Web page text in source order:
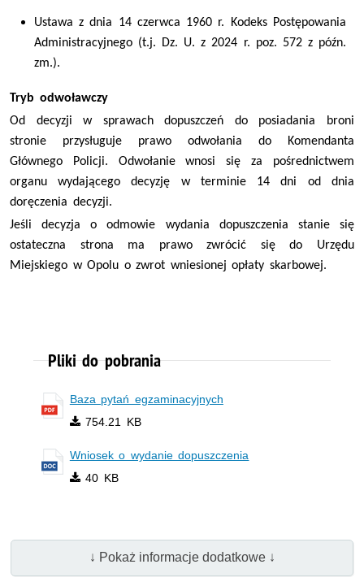
Ustawa z dnia 14 czerwca 1960 r. Kodeks Postępowania
Administracyjnego (t.j. Dz. U. z 2024 r. poz. 572 z późn.
zm.).
Tryb odwoławczy
Od decyzji w sprawach dopuszczeń do posiadania broni
stronie przysługuje prawo odwołania do Komendanta
Głównego Policji. Odwołanie wnosi się za pośrednictwem
organu wydającego decyzję w terminie 14 dni od dnia
doręczenia decyzji.
Jeśli decyzja o odmowie wydania dopuszczenia stanie się
ostateczna strona ma prawo zwrócić się do Urzędu
Miejskiego w Opolu o zwrot wniesionej opłaty skarbowej.
Pliki do pobrania
Baza pytań egzaminacyjnych
754.21 KB
Wniosek o wydanie dopuszczenia
40 KB
↓ Pokaż informacje dodatkowe ↓